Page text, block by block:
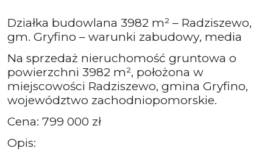
Działka budowlana 3982 m² – Radziszewo,
gm. Gryfino – warunki zabudowy, media
Na sprzedaż nieruchomość gruntowa o
powierzchni 3982 m², położona w
miejscowości Radziszewo, gmina Gryfino,
województwo zachodniopomorskie.
Cena: 799 000 zł
Opis: